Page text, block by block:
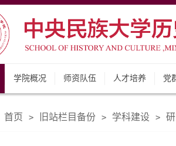
学院概况 师资队伍 人才培养 党
首页 > 旧站栏目备份 > 学科建设 >